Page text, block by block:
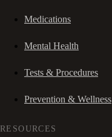
Medications
Mental Health
Tests & Procedures
Prevention & Wellness
RESOURCES